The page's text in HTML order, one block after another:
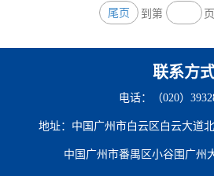
是英语世界最古老、享誉
连续十年位居世界大学排
尾页 到第 页
联系方
电话：（020）
地址：中国广州市白云区白云大道
中国广州市番禺区小谷围广州大